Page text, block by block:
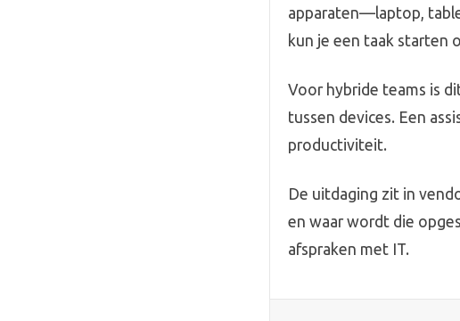
apparaten—laptop,
kun je een taak starten
Voor hybride teams is
tussen devices. Een
productiviteit.
De uitdaging zit in
en waar wordt die
afspraken met IT.